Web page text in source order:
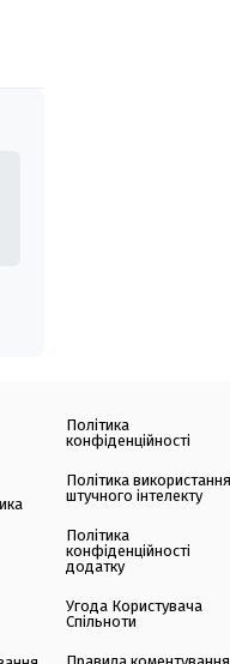
Політика
конфіденційності
Політика використання
штучного інтелекту
Політика
конфіденційності
додатку
Угода Користувача
Спільноти